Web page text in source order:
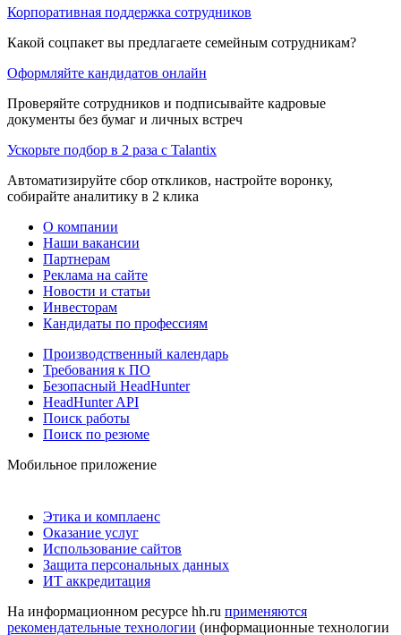
Корпоративная поддержка сотрудников
Какой соцпакет вы предлагаете семейным сотрудникам?
Оформляйте кандидатов онлайн
Проверяйте сотрудников и подписывайте кадровые
документы без бумаг и личных встреч
Ускорьте подбор в 2 раза с Talantix
Автоматизируйте сбор откликов, настройте воронку,
собирайте аналитику в 2 клика
О компании
Наши вакансии
Партнерам
Реклама на сайте
Новости и статьи
Инвесторам
Кандидаты по профессиям
Производственный календарь
Требования к ПО
Безопасный HeadHunter
HeadHunter API
Поиск работы
Поиск по резюме
Мобильное приложение
Этика и комплаенс
Оказание услуг
Использование сайтов
Защита персональных данных
ИТ аккредитация
На информационном ресурсе hh.ru применяются
рекомендательные технологии (информационные технологии